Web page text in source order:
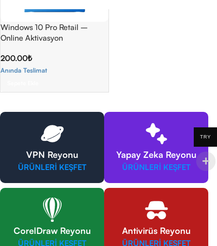
Windows 10 Pro Retail –
Online Aktivasyon
200.00₺
Anında Teslimat
VPN Reyonu
ÜRÜNLERİ KEŞFET
Yapay Zeka Reyonu
ÜRÜNLERİ KEŞFET
CorelDraw Reyonu
ÜRÜNLERİ KEŞFET
Antivirüs Reyonu
ÜRÜNLERİ KEŞFET
TRY